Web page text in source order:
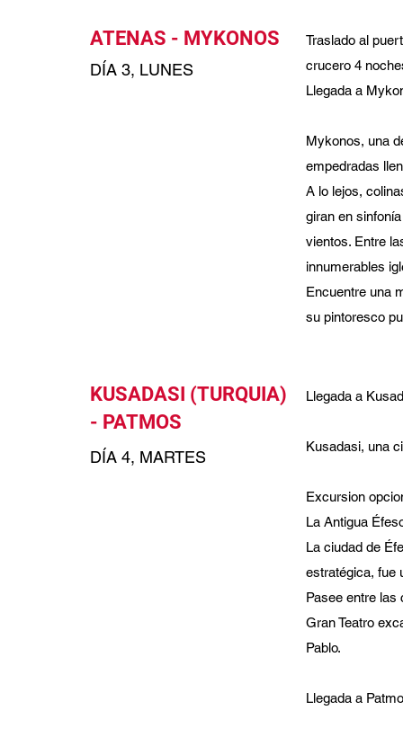
ATENAS - MYKONOS
DÍA 3, LUNES
Traslado al
crucero 4
Llegada a
Mykonos, una
empedradas
A lo lejos,
giran en
vientos. Entre
innumerables
Encuentre una
su pintoresco
KUSADASI (TURQUIA)
- PATMOS
DÍA 4, MARTES
Llegada a
Kusadasi, una
Excursion
La Antigua
La ciudad de
estratégica, fue
Pasee entre las
Gran Teatro
Pablo.
Llegada a